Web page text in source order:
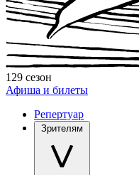
129 сезон
Афиша и билеты
Репертуар
Зрителям